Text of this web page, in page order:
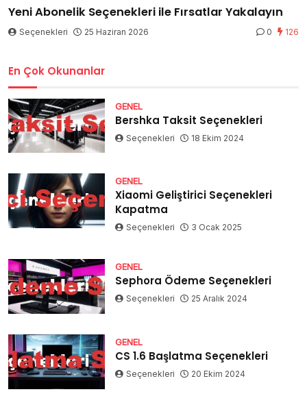
Yeni Abonelik Seçenekleri ile Fırsatlar Yakalayın
Seçenekleri 25 Haziran 2026 0 126
En Çok Okunanlar
GENEL
Bershka Taksit Seçenekleri
Seçenekleri 18 Ekim 2024
GENEL
Xiaomi Geliştirici Seçenekleri
Kapatma
Seçenekleri 3 Ocak 2025
GENEL
Sephora Ödeme Seçenekleri
Seçenekleri 25 Aralık 2024
GENEL
CS 1.6 Başlatma Seçenekleri
Seçenekleri 20 Ekim 2024